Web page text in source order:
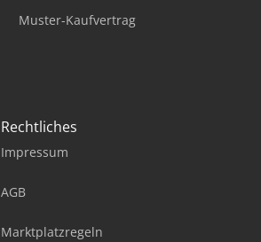
Muster-Kaufvertrag
Rechtliches
Impressum
AGB
Marktplatzregeln